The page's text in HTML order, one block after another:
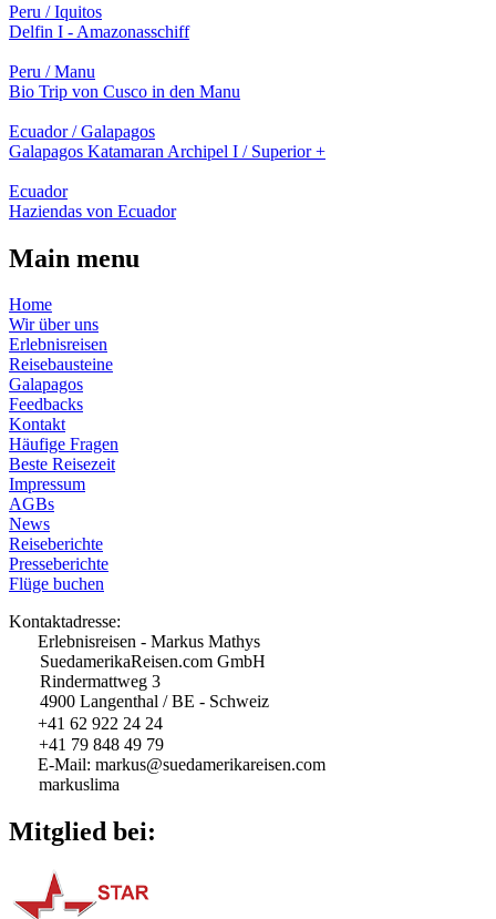
Peru / Iquitos
Delfin I - Amazonasschiff
Peru / Manu
Bio Trip von Cusco in den Manu
Ecuador / Galapagos
Galapagos Katamaran Archipel I / Superior +
Ecuador
Haziendas von Ecuador
Main menu
Home
Wir über uns
Erlebnisreisen
Reisebausteine
Galapagos
Feedbacks
Kontakt
Häufige Fragen
Beste Reisezeit
Impressum
AGBs
News
Reiseberichte
Presseberichte
Flüge buchen
Kontaktadresse:
Erlebnisreisen - Markus Mathys
SuedamerikaReisen.com GmbH
Rindermattweg 3
4900 Langenthal / BE - Schweiz
+41 62 922 24 24
+41 79 848 49 79
E-Mail: markus@suedamerikareisen.com
markuslima
Mitglied bei: